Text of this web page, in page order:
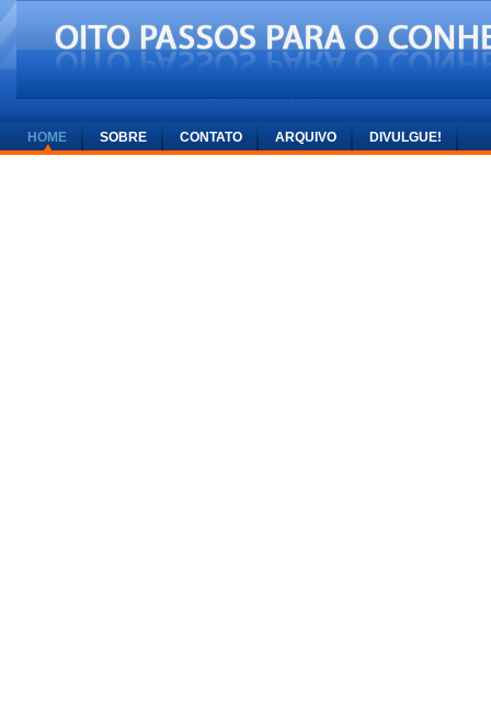
HOME SOBRE CONTATO ARQUIVO DIVULGUE!